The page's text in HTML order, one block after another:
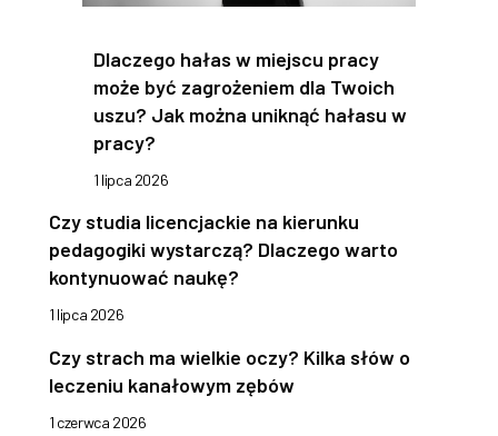
Dlaczego hałas w miejscu pracy
może być zagrożeniem dla Twoich
uszu? Jak można uniknąć hałasu w
pracy?
1 lipca 2026
Czy studia licencjackie na kierunku
pedagogiki wystarczą? Dlaczego warto
kontynuować naukę?
1 lipca 2026
Czy strach ma wielkie oczy? Kilka słów o
leczeniu kanałowym zębów
1 czerwca 2026